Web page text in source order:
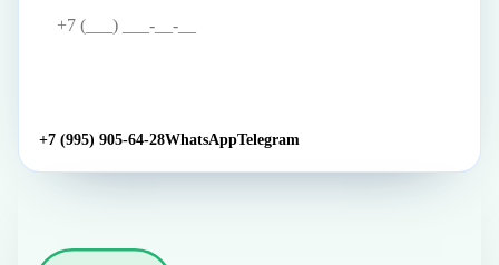
+7 (995) 905-64-28WhatsAppTelegram